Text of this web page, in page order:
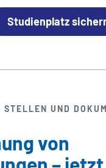
Studienplatz
UND
von